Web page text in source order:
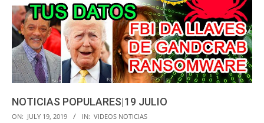
NOTICIAS POPULARES|19 JULIO
2019-
ON: JULY 19, 2019 IN: VIDEOS NOTICIAS